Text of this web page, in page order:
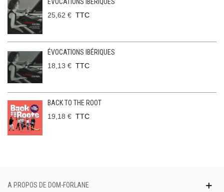
ÉVOCATIONS IBÉRIQUES
25,62 € TTC
ÉVOCATIONS IBÉRIQUES
18,13 € TTC
BACK TO THE ROOT
19,18 € TTC
A PROPOS DE DOM-FORLANE